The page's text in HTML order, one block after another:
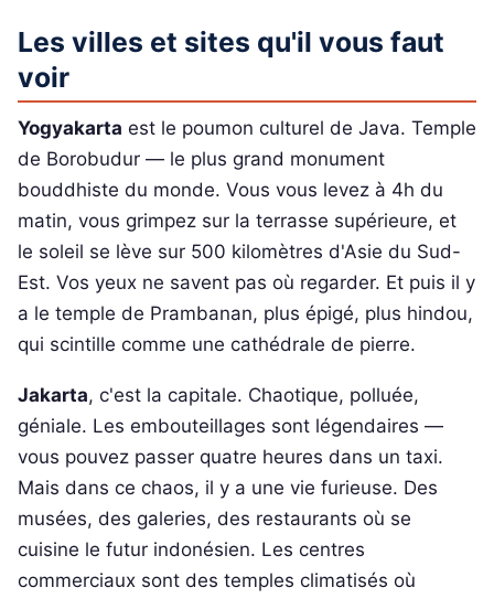
Les villes et sites qu'il vous faut
voir
Yogyakarta est le poumon culturel de Java. Temple
de Borobudur — le plus grand monument
bouddhiste du monde. Vous vous levez à 4h du
matin, vous grimpez sur la terrasse supérieure, et
le soleil se lève sur 500 kilomètres d'Asie du Sud-
Est. Vos yeux ne savent pas où regarder. Et puis il y
a le temple de Prambanan, plus épigé, plus hindou,
qui scintille comme une cathédrale de pierre.
Jakarta, c'est la capitale. Chaotique, polluée,
géniale. Les embouteillages sont légendaires —
vous pouvez passer quatre heures dans un taxi.
Mais dans ce chaos, il y a une vie furieuse. Des
musées, des galeries, des restaurants où se
cuisine le futur indonésien. Les centres
commerciaux sont des temples climatisés où